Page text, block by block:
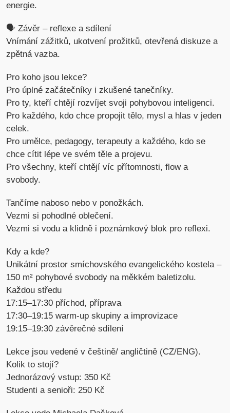
energie.
🗣 Závěr – reflexe a sdílení
Vnímání zážitků, ukotvení prožitků, otevřená diskuze a
zpětná vazba.
Pro koho jsou lekce?
Pro úplné začátečníky i zkušené tanečníky.
Pro ty, kteří chtějí rozvíjet svoji pohybovou inteligenci.
Pro každého, kdo chce propojit tělo, mysl a hlas v jeden
celek.
Pro umělce, pedagogy, terapeuty a každého, kdo se
chce cítit lépe ve svém těle a projevu.
Pro všechny, kteří chtějí víc přítomnosti, flow a
svobody.
Tančíme naboso nebo v ponožkách.
Vezmi si pohodlné oblečení.
Vezmi si vodu a klidně i poznámkový blok pro reflexi.
Kdy a kde?
Unikátní prostor smíchovského evangelického kostela –
150 m² pohybové svobody na měkkém baletizolu.
Každou středu
17:15–17:30 příchod, příprava
17:30–19:15 warm-up skupiny a improvizace
19:15–19:30 závěrečné sdílení
Lekce jsou vedené v češtině/ angličtině (CZ/ENG).
Kolik to stojí?
Jednorázový vstup: 350 Kč
Studenti a senioři: 250 Kč